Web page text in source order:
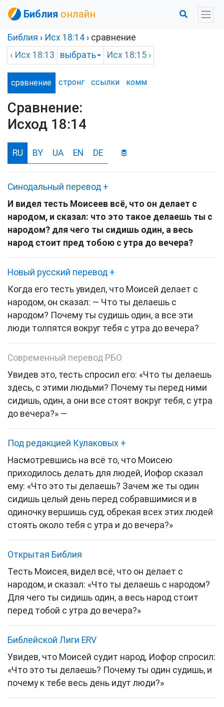
Библия онлайн
Библия › Исх 18:14 › сравнение
‹ Исх 18:13 выбрать Исх 18:15 ›
сравнение стронг ссылки комм
Сравнение:
Исход 18:14
RU BY UA EN DE
Синодальный перевод +
И видел тесть Моисеев всё, что он делает с
народом, и сказал: что это такое делаешь ты с
народом? для чего ты сидишь один, а весь
народ стоит пред тобою с утра до вечера?
Новый русский перевод +
Когда его тесть увидел, что Моисей делает с
народом, он сказал: — Что ты делаешь с
народом? Почему ты судишь один, а все эти
люди толпятся вокруг тебя с утра до вечера?
Современный перевод РБО
Увидев это, тесть спросил его: «Что ты делаешь
здесь, с этими людьми? Почему ты перед ними
сидишь, один, а они все стоят вокруг тебя, с утра
до вечера?» —
Под редакцией Кулаковых +
Насмотревшись на всё то, что Моисею
приходилось делать для людей, Иофор сказал
ему: «Что это ты делаешь? Зачем же ты один
сидишь целый день перед собравшимися и в
одиночку вершишь суд, обрекая всех этих людей
стоять около тебя с утра и до вечера?»
Открытая Библия
Тесть Моисея, видел всё, что он делает с
народом, и сказал: «Что ты делаешь с народом?
Для чего ты сидишь один, а весь народ стоит
перед тобой с утра до вечера?»
Библейской Лиги ERV
Увидев, что Моисей судит народ, Иофор спросил:
«Что это ты делаешь? Почему ты один судишь, и
почему к тебе весь день идут люди?»